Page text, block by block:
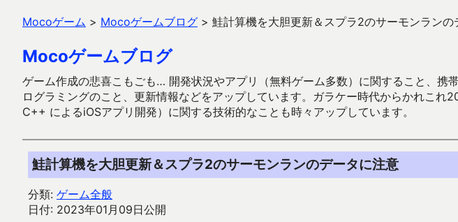
Mocoゲーム > Mocoゲームブログ > 鮭計算機を大胆更新＆スプラ2のサーモンランの
Mocoゲームブログ
ゲーム作成の悲喜こもごも… 開発状況やアプリ（無料ゲーム多数）に関すること、
ログラミングのこと、更新情報などをアップしています。ガラケー時代からかれこ
C++ によるiOSアプリ開発）に関する技術的なことも時々アップしています。
鮭計算機を大胆更新＆スプラ2のサーモンランのデータに注意
分類: ゲーム全般
日付: 2023年01月09日公開